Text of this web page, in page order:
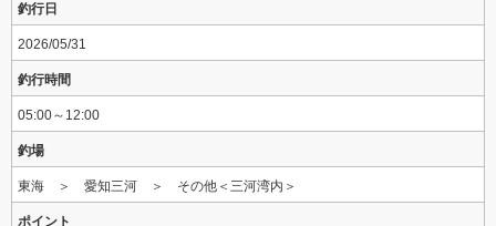
釣行日
2026/05/31
釣行時間
05:00～12:00
釣場
東海 ＞ 愛知三河 ＞ その他＜三河湾内＞
ポイント